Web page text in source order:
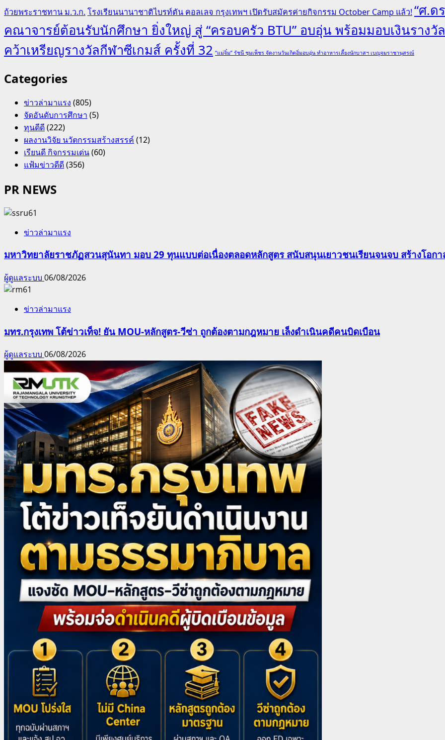
ถ้วยพระราชทาน ม.ว.ก.โรงเรียนนานาชาติไบรท์ตัน คอลเลจ กรุงเทพฯ เปิดรับสมัครค่ายกิจกรรม October Camp แล้ว!“ศ.ด
คณาจารย์ต้อนรับนักศึกษา ยิ่งใหญ่ สู่ “ครอบครัว BTU” อบอุ่น พร้อมมอบเงินรา
คว้าเหรียญรางวัลกีฬาซีเกมส์ ครั้งที่ 32 “แม่จิ๋ม” รัชนี ชุมเพ็ชร จัดงานวันเกิดอิ่มอบอุ่น ทำอาหารเลี้ยงนักบาสฯ เบญจมราชานุสรณ์
Categories
ข่าวล่ามาแรง (805)
จัดอันดับการศึกษา (5)
ทุนดีดี(222)
ผลงานวิจัย นวัตกรรมสร้างสรรค์ (12)
เรียนดี กิจกรรมเด่น(60)
แฟ้มข่าวดีดี(356)
PR NEWS
ข่าวล่ามาแรง
มหาวิทยาลัยราชภัฏสวนสุนันทา มอบ 29 ทุนแบบต่อเนื่องตลอดหลักสูตร สนับสนุนเยาวชนเรียนจนจบ สร้างโอกา
ผู้ดูแลระบบ 06/08/2026
ข่าวล่ามาแรง
มทร.กรุงเทพ โต้ข่าวเท็จ! ยัน MOU-หลักสูตร-วีซ่า ถูกต้องตามกฎหมาย เล็งดำเนินคดีคนบิดเบือน
ผู้ดูแลระบบ 06/08/2026